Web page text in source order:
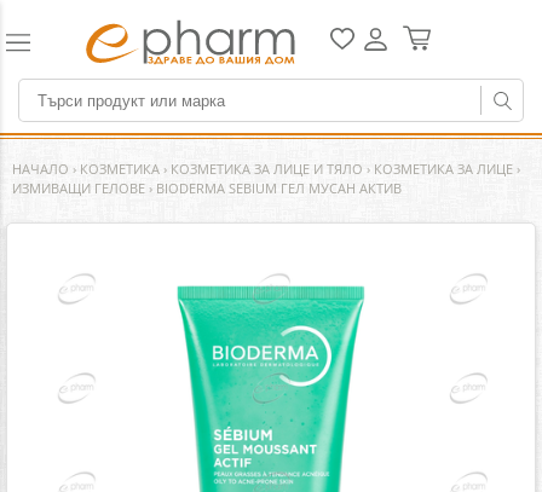
НАЧАЛО › КОЗМЕТИКА › КОЗМЕТИКА ЗА ЛИЦЕ И ТЯЛО › КОЗМЕТИКА ЗА ЛИЦЕ ›
ИЗМИВАЩИ ГЕЛОВЕ › BIODERMA SEBIUM ГЕЛ МУСАН АКТИВ